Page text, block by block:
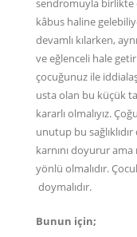
sendromuyla birlikte
kâbus haline
devamlı kılarken,
ve eğlenceli hale
çocuğunuz ile
usta olan bu küçük
kararlı olmalıyız.
unutup bu
karnını doyurur
yönlü olmalıdır.
doymalıdır.
Bunun için;